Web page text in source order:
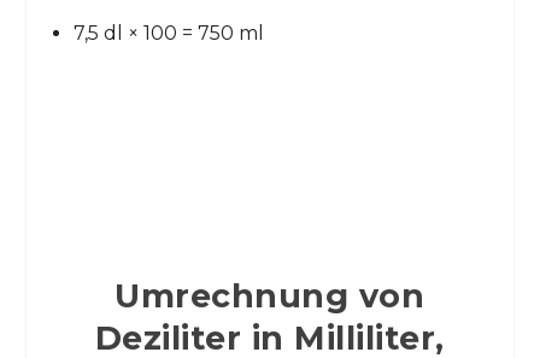
7,5 dl × 100 = 750 ml
Umrechnung von
Deziliter in Milliliter,